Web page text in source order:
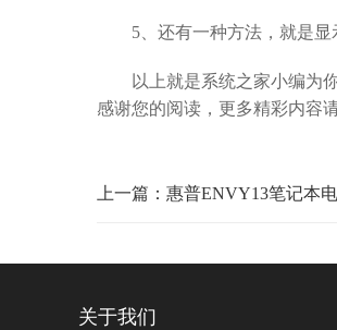
5、还有一种方法，就是显
以上就是系统之家小编为你
感谢您的阅读，更多精彩内容
上一篇：惠普ENVY13笔记本
关于我们